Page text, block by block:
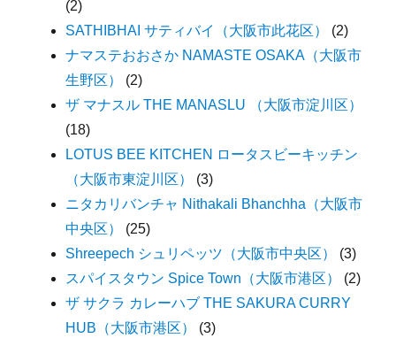
(2)
SATHIBHAI サティバイ（大阪市此花区）
(2)
ナマステおおさか NAMASTE OSAKA（大阪市
生野区）
(2)
ザ マナスル THE MANASLU （大阪市淀川区）
(18)
LOTUS BEE KITCHEN ロータスビーキッチン
（大阪市東淀川区）
(3)
ニタカリバンチャ Nithakali Bhanchha（大阪市
中央区）
(25)
Shreepech シュリペッツ（大阪市中央区）
(3)
スパイスタウン Spice Town（大阪市港区）
(2)
ザ サクラ カレーハブ THE SAKURA CURRY
HUB（大阪市港区）
(3)